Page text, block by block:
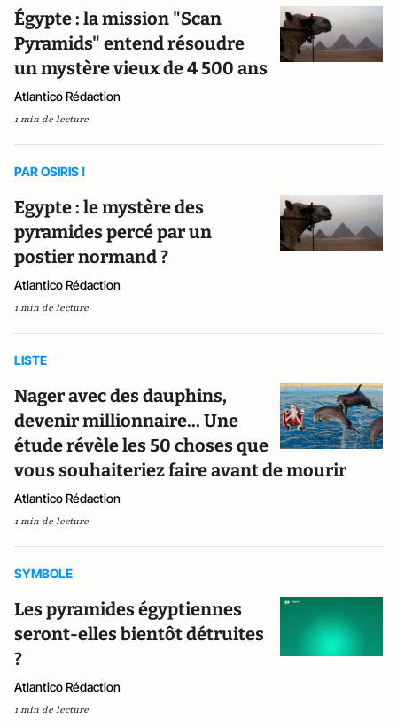
Égypte : la mission "Scan
Pyramids" entend résoudre
un mystère vieux de 4 500 ans
Atlantico Rédaction
1 min de lecture
PAR OSIRIS !
Egypte : le mystère des
pyramides percé par un
postier normand ?
Atlantico Rédaction
1 min de lecture
LISTE
Nager avec des dauphins,
devenir millionnaire... Une
étude révèle les 50 choses que
vous souhaiteriez faire avant de mourir
Atlantico Rédaction
1 min de lecture
SYMBOLE
Les pyramides égyptiennes
seront-elles bientôt détruites
?
Atlantico Rédaction
1 min de lecture